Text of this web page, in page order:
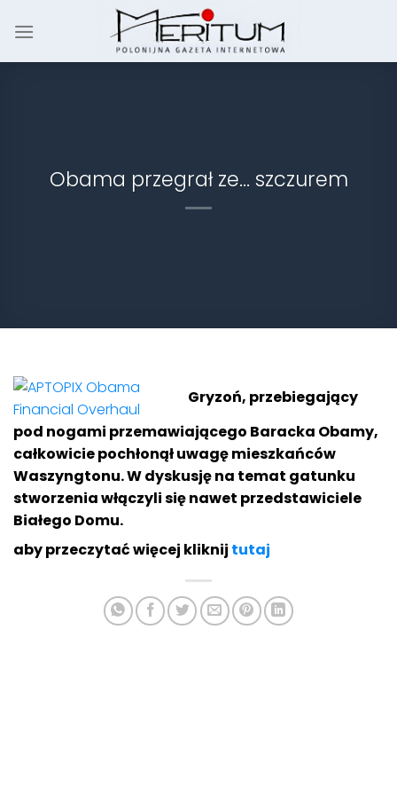
Obama przegrał ze… szczurem
Gryzoń, przebiegający
pod nogami przemawiającego Baracka Obamy,
całkowicie pochłonął uwagę mieszkańców
Waszyngtonu. W dyskusję na temat gatunku
stworzenia włączyli się nawet przedstawiciele
Białego Domu.
aby przeczytać więcej kliknij tutaj